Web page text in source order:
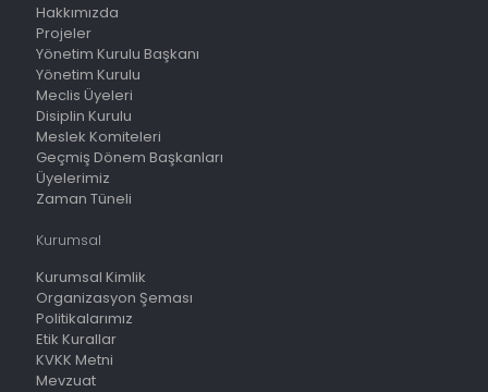
Hakkımızda
Projeler
Yönetim Kurulu Başkanı
Yönetim Kurulu
Meclis Üyeleri
Disiplin Kurulu
Meslek Komiteleri
Geçmiş Dönem Başkanları
Üyelerimiz
Zaman Tüneli
Kurumsal
Kurumsal Kimlik
Organizasyon Şeması
Politikalarımız
Etik Kurallar
KVKK Metni
Mevzuat